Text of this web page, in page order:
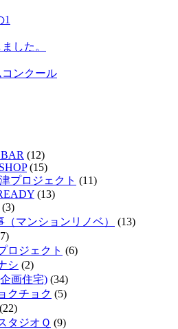
した。
ンクール
(12)
(15)
プロジェクト (11)
(13)
(3)
マンションリノベ）
(13)
ロジェクト (6)
シ (2)
画住宅) (34)
クチョク (5)
(22)
タジオＱ (9)